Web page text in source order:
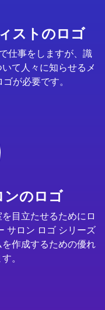
ストのロゴ
仕事をしますが、識
て人々に知らせるメ
が必要です。
ンのロゴ
目立たせるためにロ
サロン ロゴ シリーズ
作成するための優れ
。